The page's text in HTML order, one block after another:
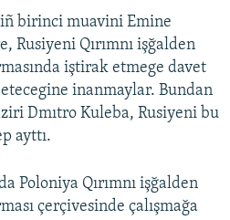
birinci muavini Emine
Rusiyeni Qırımnı işğalden
iştirak etmege davet
inanmaylar. Bundan
Dmıtro Kuleba, Rusiyeni bu
ayttı.
Poloniya Qırımnı işğalden
çerçivesinde çalışmağa